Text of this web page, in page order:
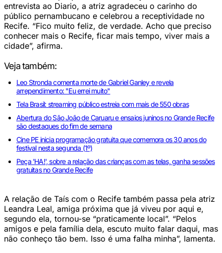
entrevista ao Diario, a atriz agradeceu o carinho do
público pernambucano e celebrou a receptividade no
Recife. “Fico muito feliz, de verdade. Acho que preciso
conhecer mais o Recife, ficar mais tempo, viver mais a
cidade”, afirma.
Veja também:
Leo Stronda comenta morte de Gabriel Ganley e revela
arrependimento: "Eu errei muito"
Tela Brasil: streaming público estreia com mais de 550 obras
Abertura do São João de Caruaru e ensaios juninos no Grande Recife
são destaques do fim de semana
Cine PE inicia programação gratuita que comemora os 30 anos do
festival nesta segunda (1º)
Peça 'HA!', sobre a relação das crianças com as telas, ganha sessões
gratuitas no Grande Recife
A relação de Taís com o Recife também passa pela atriz
Leandra Leal, amiga próxima que já viveu por aqui e,
segundo ela, tornou-se “praticamente local”. “Pelos
amigos e pela família dela, escuto muito falar daqui, mas
não conheço tão bem. Isso é uma falha minha”, lamenta.